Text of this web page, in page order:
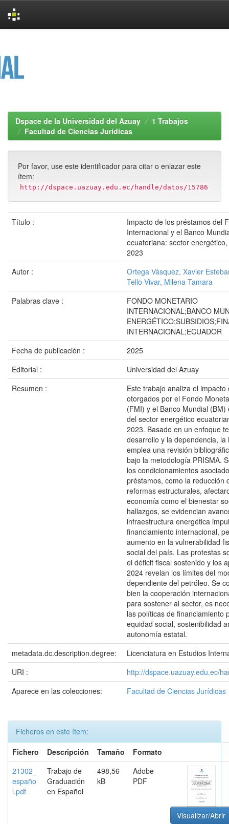
Dspace de la Universidad del Azuay
1 Trabajos
Facultad de Ciencias Jurídicas
Por favor, use este identificador para citar o enlazar este
ítem:
http://dspace.uazuay.edu.ec/handle/datos/15786
Título :
Impacto de los préstamos del
Internacional y el Banco
ecuatoriana: sector
2023
Autor :
Ortega Vásquez, Xavier
Tello Vivar, Milena Tamara
Palabras clave :
FONDO MONETARIO
INTERNACIONAL;BANCO
INTERNACIONAL;ECUADOR
Fecha de publicación :
2025
Editorial :
Universidad del Azuay
Resumen :
Este trabajo analiza el
otorgados por el Fondo
(FMI) y el Banco Mundial
del sector energético
2023. Basado en un enfoque
desarrollo y la dependencia, la
emplea una revisión
bajo la metodología PRISMA.
los condicionamientos
préstamos, como la reducción
reformas estructurales,
economía como el bienestar
hallazgos, se evidencian
infraestructura energética
financiamiento internacional,
aumento en la vulnerabilidad
social del país. Las protestas
el déficit fiscal sostenido y los
2024 revelan los límites del
dependiente del petróleo. Se
bien la cooperación
para sostener al sector, es
las políticas de financiamiento
equidad social, sostenibilidad
autonomía estatal.
metadata.dc.description.degree:
Licenciatura en Estudios
URI :
http://dspace.uazuay.edu.ec/
Aparece en las colecciones:
Facultad de Ciencias Jurídicas
Ficheros en este ítem:
Fichero
Descripción Tamaño
Formato
21302_
españo
l.pdf
Trabajo de
Graduación
en Español
498,56
kB
Adobe
PDF
Visualizar/Abrir